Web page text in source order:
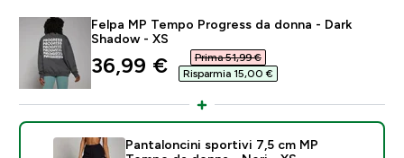
Felpa MP Tempo Progress da donna - Dark
Shadow - XS
discounted price
36,99 €‎
Prima 51,99 €‎
Risparmia 15,00 €‎
Pantaloncini sportivi 7,5 cm MP